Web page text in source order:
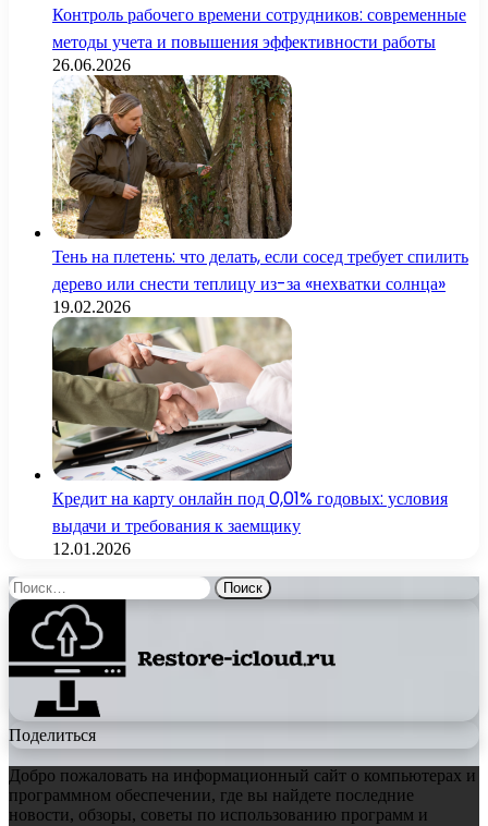
Контроль рабочего времени сотрудников: современные
методы учета и повышения эффективности работы
26.06.2026
Тень на плетень: что делать, если сосед требует спилить
дерево или снести теплицу из-за «нехватки солнца»
19.02.2026
Кредит на карту онлайн под 0,01% годовых: условия
выдачи и требования к заемщику
12.01.2026
Найти:
Поделиться
Добро пожаловать на информационный сайт о компьютерах и
программном обеспечении, где вы найдете последние
новости, обзоры, советы по использованию программ и